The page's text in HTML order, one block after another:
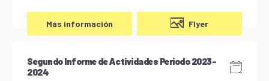
Más información Flyer
Segundo Informe de Actividades Periodo 2023-
2024